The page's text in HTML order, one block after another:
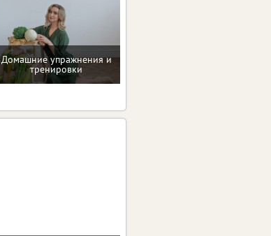
Домашние упражнения и
тренировки